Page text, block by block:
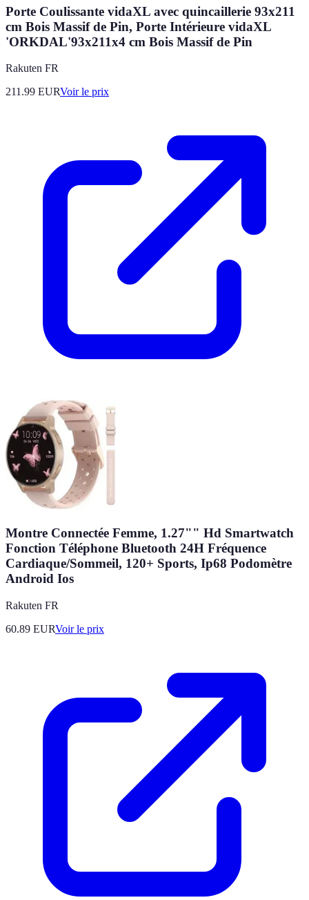
Porte Coulissante vidaXL avec quincaillerie 93x211
cm Bois Massif de Pin, Porte Intérieure vidaXL
'ORKDAL'93x211x4 cm Bois Massif de Pin
Rakuten FR
211.99 EURVoir le prix
Montre Connectée Femme, 1.27"" Hd Smartwatch
Fonction Téléphone Bluetooth 24H Fréquence
Cardiaque/Sommeil, 120+ Sports, Ip68 Podomètre
Android Ios
Rakuten FR
60.89 EURVoir le prix